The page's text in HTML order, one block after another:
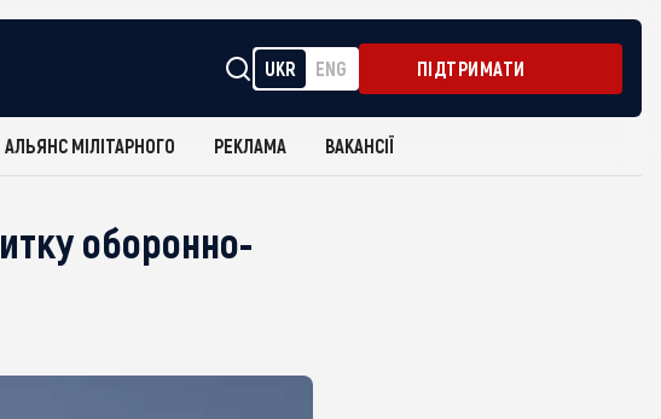
UKR ENG ПІДТРИМАТИ
АЛЬЯНС МІЛІТАРНОГО РЕКЛАМА ВАКАНСІЇ
оборонно-